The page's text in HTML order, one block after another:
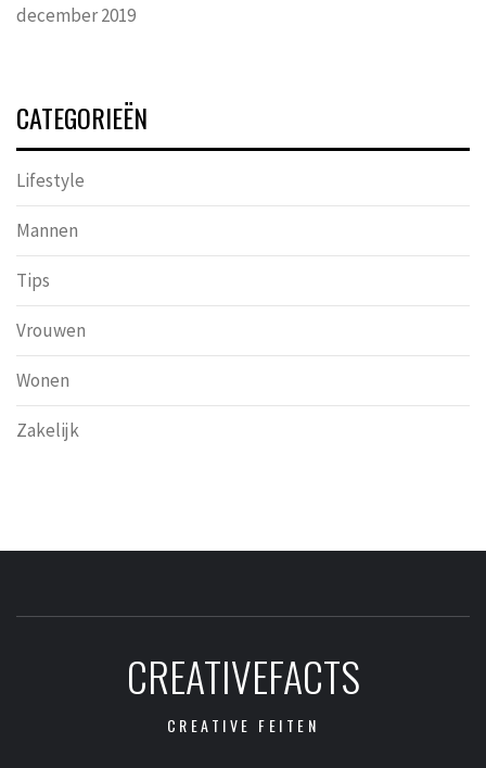
december 2019
CATEGORIEËN
Lifestyle
Mannen
Tips
Vrouwen
Wonen
Zakelijk
CREATIVEFACTS
CREATIVE FEITEN